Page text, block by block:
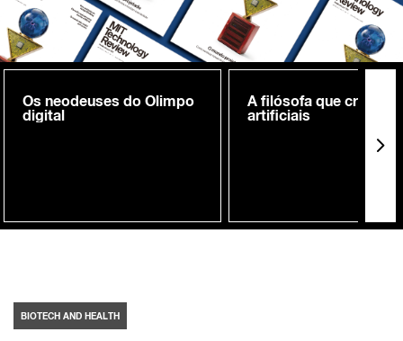
Os neodeuses do Olimpo
digital
A filósofa que cria
artificiais
BIOTECH AND HEALTH